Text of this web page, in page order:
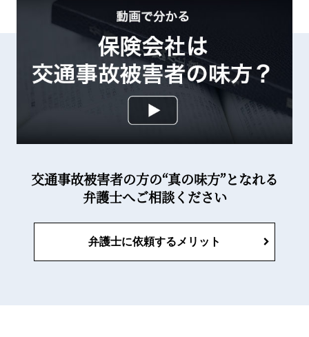
交通事故被害者の方の“真の味方”となれる
弁護士へご相談ください
弁護士に依頼するメリット